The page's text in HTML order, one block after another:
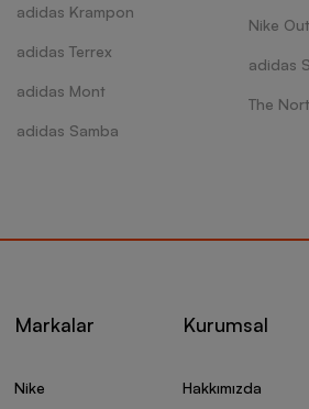
adidas Krampon
adidas Terrex
adidas Mont
adidas Samba
Nike
adidas
The
Markalar
Nike
Kurumsal
Hakkımızda